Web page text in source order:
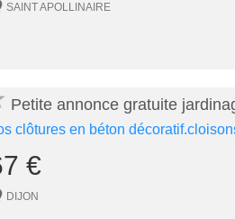
SAINT APOLLINAIRE
Petite annonce gratuite
clôtures en béton
€
DIJON